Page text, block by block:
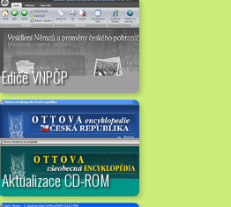
Edice VNPČP
Aktualizace CD-ROM